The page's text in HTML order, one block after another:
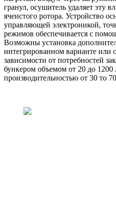
гранул, осушитель удаляет эту
ячеистого ротора. Устройство
управляющей электроникой,
режимов обеспечивается с
Возможны установка
интегрированном варианте или
зависимости от потребностей
бункером объемом от 20 до
производительностью от 30 то